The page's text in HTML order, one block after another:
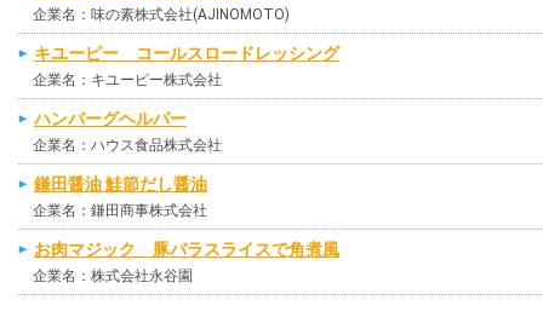
企業名：味の素株式会社(AJINOMOTO)
キユーピー コールスロードレッシング
企業名：キユーピー株式会社
ハンバーグヘルパー
企業名：ハウス食品株式会社
鎌田醤油 鮭節だし醤油
企業名：鎌田商事株式会社
お肉マジック 豚バラスライスで角煮風
企業名：株式会社永谷園